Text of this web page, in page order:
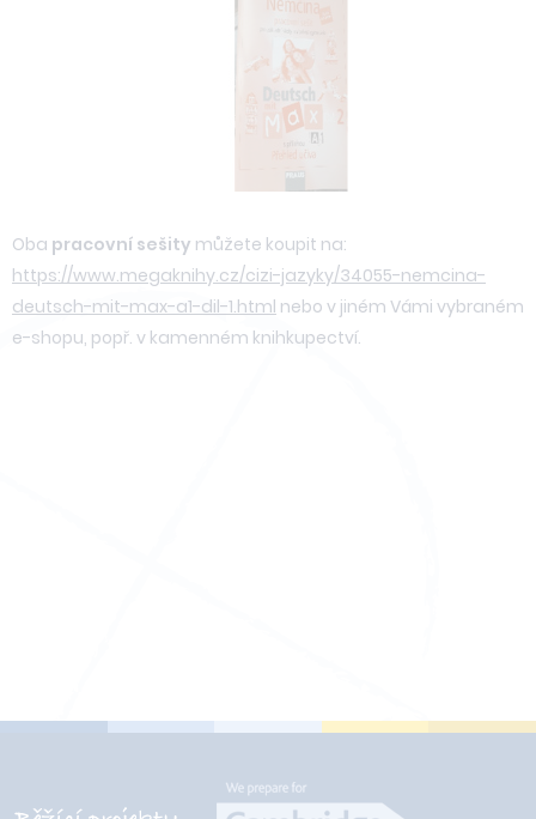
Oba pracovní sešity můžete koupit na:
https://www.megaknihy.cz/cizi-jazyky/34055-nemcina-
deutsch-mit-max-a1-dil-1.html nebo v jiném Vámi vybraném
e-shopu, popř. v kamenném knihkupectví.